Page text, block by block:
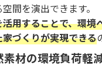
間を演出できます。
用することで、環境
づくりが実現できる
材の環境負荷軽